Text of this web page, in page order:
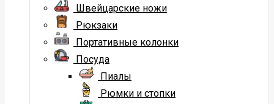
Швейцарские ножи
Рюкзаки
Портативные колонки
Посуда
Пиалы
Рюмки и стопки